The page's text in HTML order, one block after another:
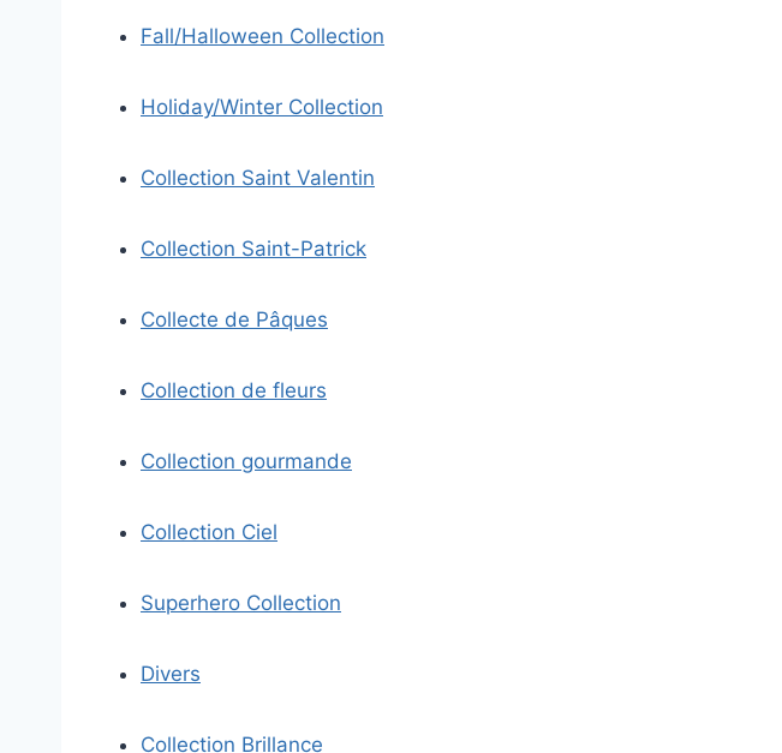
Fall/Halloween Collection
Holiday/Winter Collection
Collection Saint Valentin
Collection Saint-Patrick
Collecte de Pâques
Collection de fleurs
Collection gourmande
Collection Ciel
Superhero Collection
Divers
Collection Brillance